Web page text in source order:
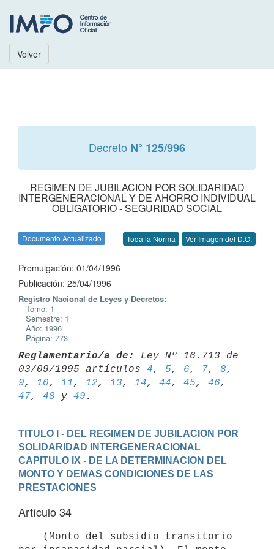
Volver
Decreto N° 125/996
REGIMEN DE JUBILACION POR SOLIDARIDAD
INTERGENERACIONAL Y DE AHORRO INDIVIDUAL
OBLIGATORIO - SEGURIDAD SOCIAL
Documento Actualizado Toda la Norma Ver Imagen del D.O.
Promulgación: 01/04/1996
Publicación: 25/04/1996
Registro Nacional de Leyes y Decretos:
Tomo: 1
Semestre: 1
Año: 1996
Página: 773
Reglamentario/a de:
Ley Nº 16.713 de
03/09/1995 artículos 4, 5, 6, 7, 8,
9, 10, 11 , 12, 13, 14, 44, 45, 46
47, 48 y 49
TITULO I - DEL REGIMEN DE JUBILACION POR
SOLIDARIDAD INTERGENERACIONAL
CAPITULO IX - DE LA DETERMINACION DEL
MONTO Y DEMAS CONDICIONES DE LAS
PRESTACIONES
Artículo 34